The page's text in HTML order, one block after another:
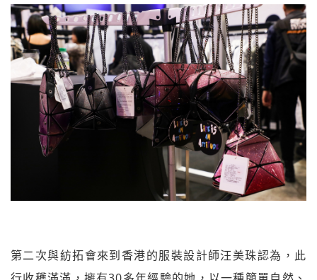
第二次與紡拓會來到香港的服裝設計師汪美珠認為，此